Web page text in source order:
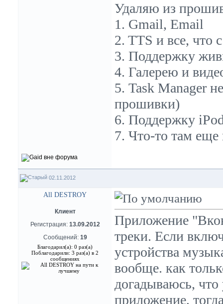
Удаляю из
1. Gmail, Email
2. TTS и все, что
3. Поддержку
4. Галерею и
5. Task Manager
прошивки)
6. Поддержку
7. Что-то там
02.11.2012
All DESTROY
Клиент
Регистрация: 13.09.2012
Сообщений: 19
Благодарил(а): 0 раз(а)
Поблагодарили: 3 раз(а) в 2
сообщениях
Приложение
треки. Если
устройства
вообще. как
догадываюсь, что
приложение,